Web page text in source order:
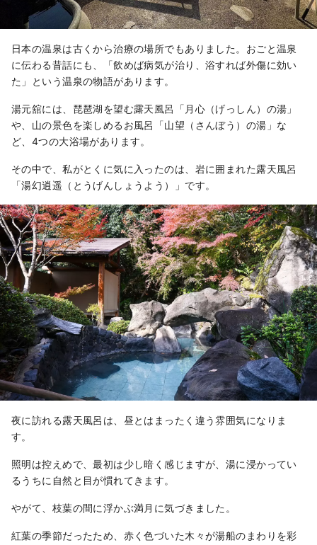
日本の温泉は古くから治療の場所でもありました。おごと温泉
に伝わる昔話にも、「飲めば病気が治り、浴すれば外傷に効い
た」という温泉の物語があります。
湯元舘には、琵琶湖を望む露天風呂「月心（げっしん）の湯」
や、山の景色を楽しめるお風呂「山望（さんぼう）の湯」な
ど、4つの大浴場があります。
その中で、私がとくに気に入ったのは、岩に囲まれた露天風呂
「湯幻逍遥（とうげんしょうよう）」です。
夜に訪れる露天風呂は、昼とはまったく違う雰囲気になりま
す。
照明は控えめで、最初は少し暗く感じますが、湯に浸かってい
るうちに自然と目が慣れてきます。
やがて、枝葉の間に浮かぶ満月に気づきました。
紅葉の季節だったため、赤く色づいた木々が湯船のまわりを彩